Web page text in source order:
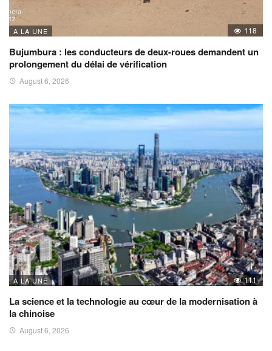
A LA UNE 118
Bujumbura : les conducteurs de deux-roues demandent un
prolongement du délai de vérification
August 6, 2026
A LA UNE 111
La science et la technologie au cœur de la modernisation à
la chinoise
August 6, 2026